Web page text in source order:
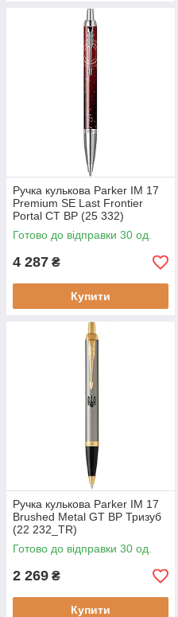
Ручка кулькова Parker IM 17
Premium SE Last Frontier
Portal CT BP (25 332)
Готово до відправки 30 од.
4 287 ₴
Купити
Ручка кулькова Parker IM 17
Brushed Metal GT BP Тризуб
(22 232_TR)
Готово до відправки 30 од.
2 269 ₴
Купити